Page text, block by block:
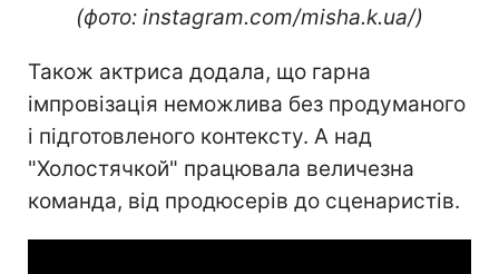
(фото: instagram.com/misha.k.ua/)
Також актриса додала, що гарна
імпровізація неможлива без продуманого
і підготовленого контексту. А над
"Холостячкой" працювала величезна
команда, від продюсерів до сценаристів.